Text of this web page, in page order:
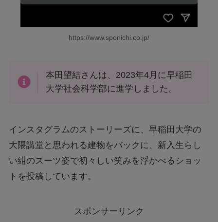
https://www.sponichi.co.jp/
本田望結さんは、2023年4月に早稲田
大学社会科学部に進学しました。
インスタグラムのストーリーズに、早稲田大学の
大隈講堂と思われる建物をバックに、新入生らし
い紺のスーツ姿で初々しい笑みを浮かべるショッ
トを投稿しています。
スポンサーリンク